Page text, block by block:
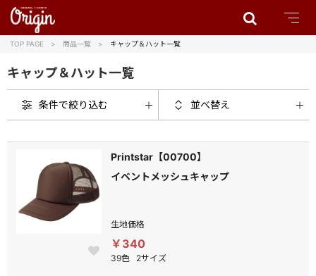
TOP PAGE 商品一覧 キャップ＆ハット一覧
キャップ＆ハット一覧
条件で絞り込む 並べ替え
Printstar【00700】
イベントメッシュキャップ
生地価格
￥340
39色 2サイズ